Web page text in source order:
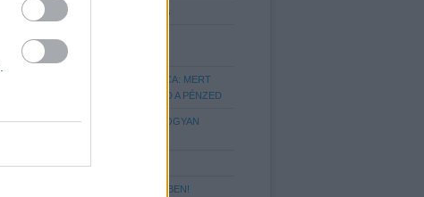
Hajtrend 2014/15: A Fade hajvágás
IGAZÍTSD A HAJSTÍLUSOD A
FEJFORMÁDHOZ!
A TÖKÉLETES FÉRFI PÉNZTÁRCA: MERT
FONTOS, HOGY MIBEN TARTOD A PÉNZED
NYAKKENDŐ KALAUZ AVAGY, HOGYAN
10 ALAPSZABÁLY A MOZITEREMBEN!